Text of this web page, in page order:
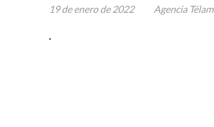
.
19 de enero de 2022 Agencia Télam